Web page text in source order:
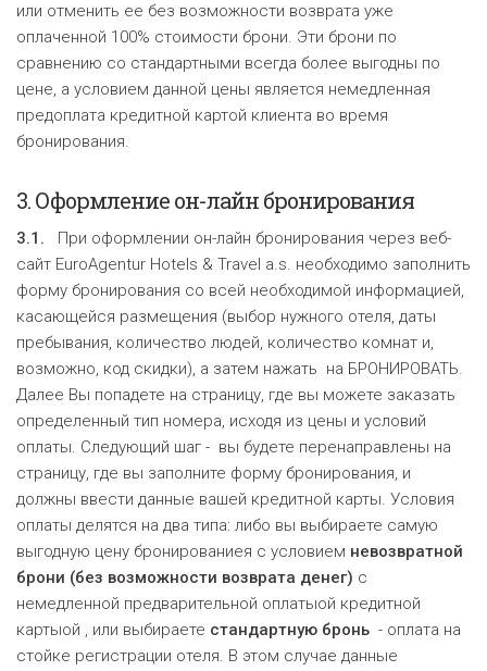
или отменить ее без возможности возврата уже
оплаченной 100% стоимости брони. Эти брони по
сравнению со стандартными всегда более выгодны по
цене, а условием данной цены является немедленная
предоплата кредитной картой клиента во время
бронирования.
3.Оформление он-лайн бронирования
3.1.
При оформлении он-лайн бронирования через веб-
сайт EuroAgentur Hotels & Travel a.s. необходимо заполнить
форму бронирования со всей необходимой информацией,
касающейся размещения (выбор нужного отеля, даты
пребывания, количество людей, количество комнат и,
возможно, код скидки), а затем нажать на БРОНИРОВАТЬ.
Далее Вы попадете на страницу, где вы можете заказать
определенный тип номера, исходя из цены и условий
оплаты. Следующий шаг - вы будете перенаправлены на
страницу, где вы заполните форму бронирования, и
должны ввести данные вашей кредитной карты. Условия
оплаты делятся на два типа: либо вы выбираете самую
выгодную цену бронированиея с условием невозвратной
брони (без возможности возврата денег) с
немедленной предварительной оплатыой кредитной
картыой , или выбираете стандартную бронь - оплата на
стойке регистрации отеля. В этом случае данные